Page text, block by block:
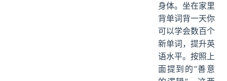
身体。坐在家里
背单词背一天你
可以学会数百个
新单词，提升英
语水平。按照上
面提到的“善意